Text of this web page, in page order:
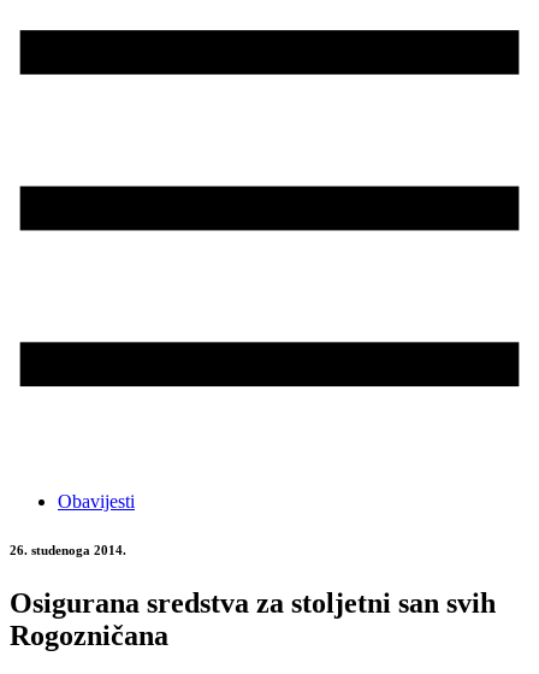
Obavijesti
26. studenoga 2014.
Osigurana sredstva za stoljetni san svih
Rogozničana